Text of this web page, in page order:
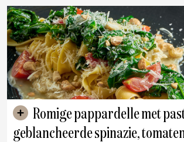
geblancheerde spinazie,